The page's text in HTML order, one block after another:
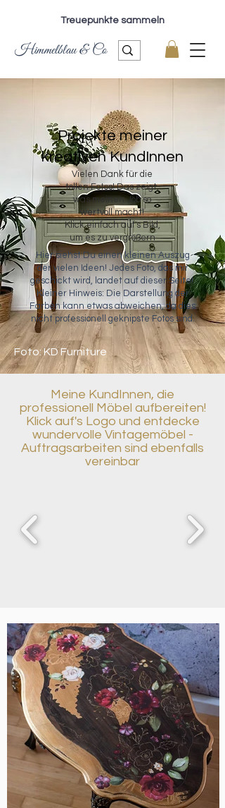
Treuepunkte sammeln
Himmelblau & Co
Projekte meiner
kreativen KundInnen
Vielen Dank für die
tollen Fotos! Das zeigt,
was meinen Job so
wertvoll macht!
Klick einfach auf's Bild,
um es zu vergrößern
Hier siehst Du einen kleinen Auszug
der vielen Ideen! Jedes Foto, das mir
geschickt wird, landet auf dieser Seite!
Kleiner Hinweis: Die Darstellung der
Farben kann etwas abweichen, da dies
nicht professionell geknipste Fotos sind.
Foto: KD Furniture
Meine KundInnen, die
professionell Möbel aufbereiten!
Klick auf's Logo und entdecke
wundervolle Vintagemöbel -
Auftragsarbeiten sind ebenfalls
vereinbar